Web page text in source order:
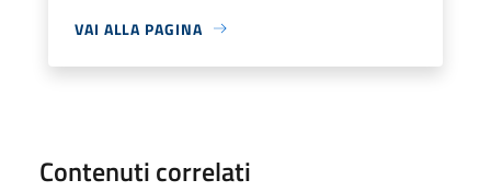
VAI ALLA PAGINA
Contenuti correlati